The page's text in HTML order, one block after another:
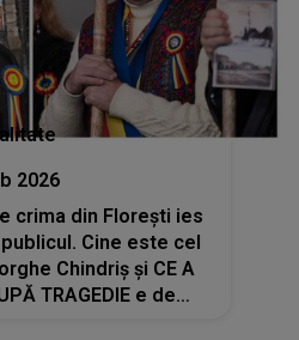
2026
crima din Floreşti ies
Cine este cel
Chindriș și CE A
TRAGEDIE e de